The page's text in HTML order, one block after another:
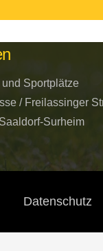
Sportplätze
/ Freilassinger
Surheim
Datenschutz